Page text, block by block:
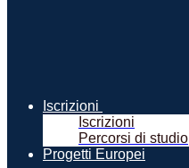
Iscrizioni
Iscrizioni
Percorsi di studio
Progetti Europei